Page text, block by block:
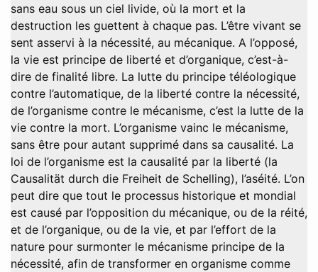
sans eau sous un ciel livide, où la mort et la
destruction les guettent à chaque pas. L’être vivant se
sent asservi à la nécessité, au mécanique. A l’opposé,
la vie est principe de liberté et d’organique, c’est-à-
dire de finalité libre. La lutte du principe téléologique
contre l’automatique, de la liberté contre la nécessité,
de l’organisme contre le mécanisme, c’est la lutte de la
vie contre la mort. L’organisme vainc le mécanisme,
sans être pour autant supprimé dans sa causalité. La
loi de l’organisme est la causalité par la liberté (la
Causalität durch die Freiheit de Schelling), l’aséité. L’on
peut dire que tout le processus historique et mondial
est causé par l’opposition du mécanique, ou de la réité,
et de l’organique, ou de la vie, et par l’effort de la
nature pour surmonter le mécanisme principe de la
nécessité, afin de transformer en organisme comme